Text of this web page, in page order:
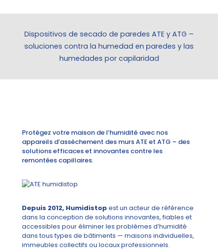
Dispositivos de secado de paredes ATE y ATG –
soluciones contra la humedad en paredes y las
humedades por capilaridad
Protégez votre maison de l’humidité avec nos
appareils d’assèchement des murs ATE et ATG – des
solutions efficaces et innovantes contre les
remontées capillaires.
Depuis 2012, Humidistop est un acteur de référence
dans la conception de solutions innovantes, fiables et
accessibles pour éliminer les problèmes d’humidité
dans tous types de bâtiments — maisons individuelles,
immeubles collectifs ou locaux professionnels.